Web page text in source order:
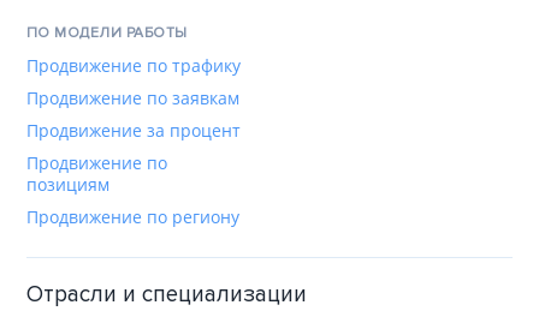
ПО МОДЕЛИ РАБОТЫ
Продвижение по трафику
Продвижение по заявкам
Продвижение за процент
Продвижение по
позициям
Продвижение по региону
Отрасли и специализации